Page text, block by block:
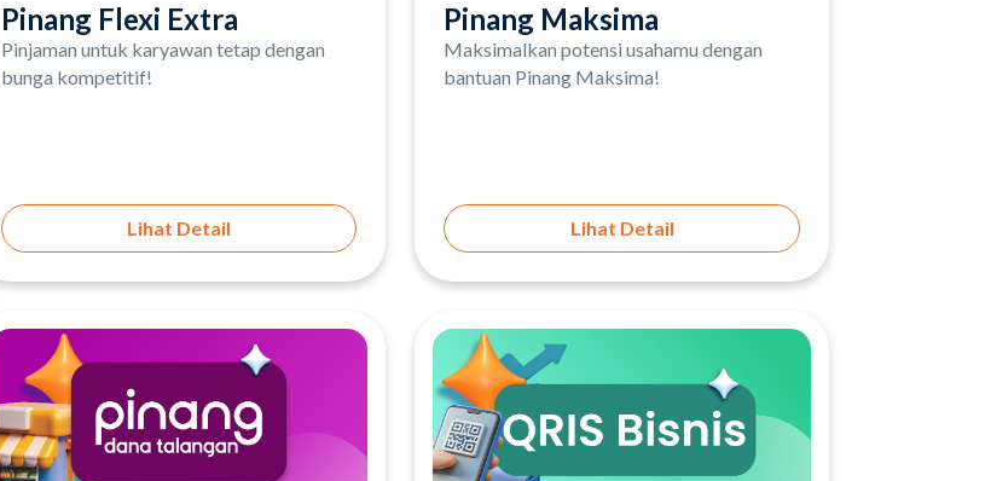
Pinang Flexi Extra
Pinjaman untuk karyawan tetap dengan
bunga kompetitif!
Lihat Detail
Pinang Maksima
Maksimalkan potensi usahamu dengan
bantuan Pinang Maksima!
Lihat Detail